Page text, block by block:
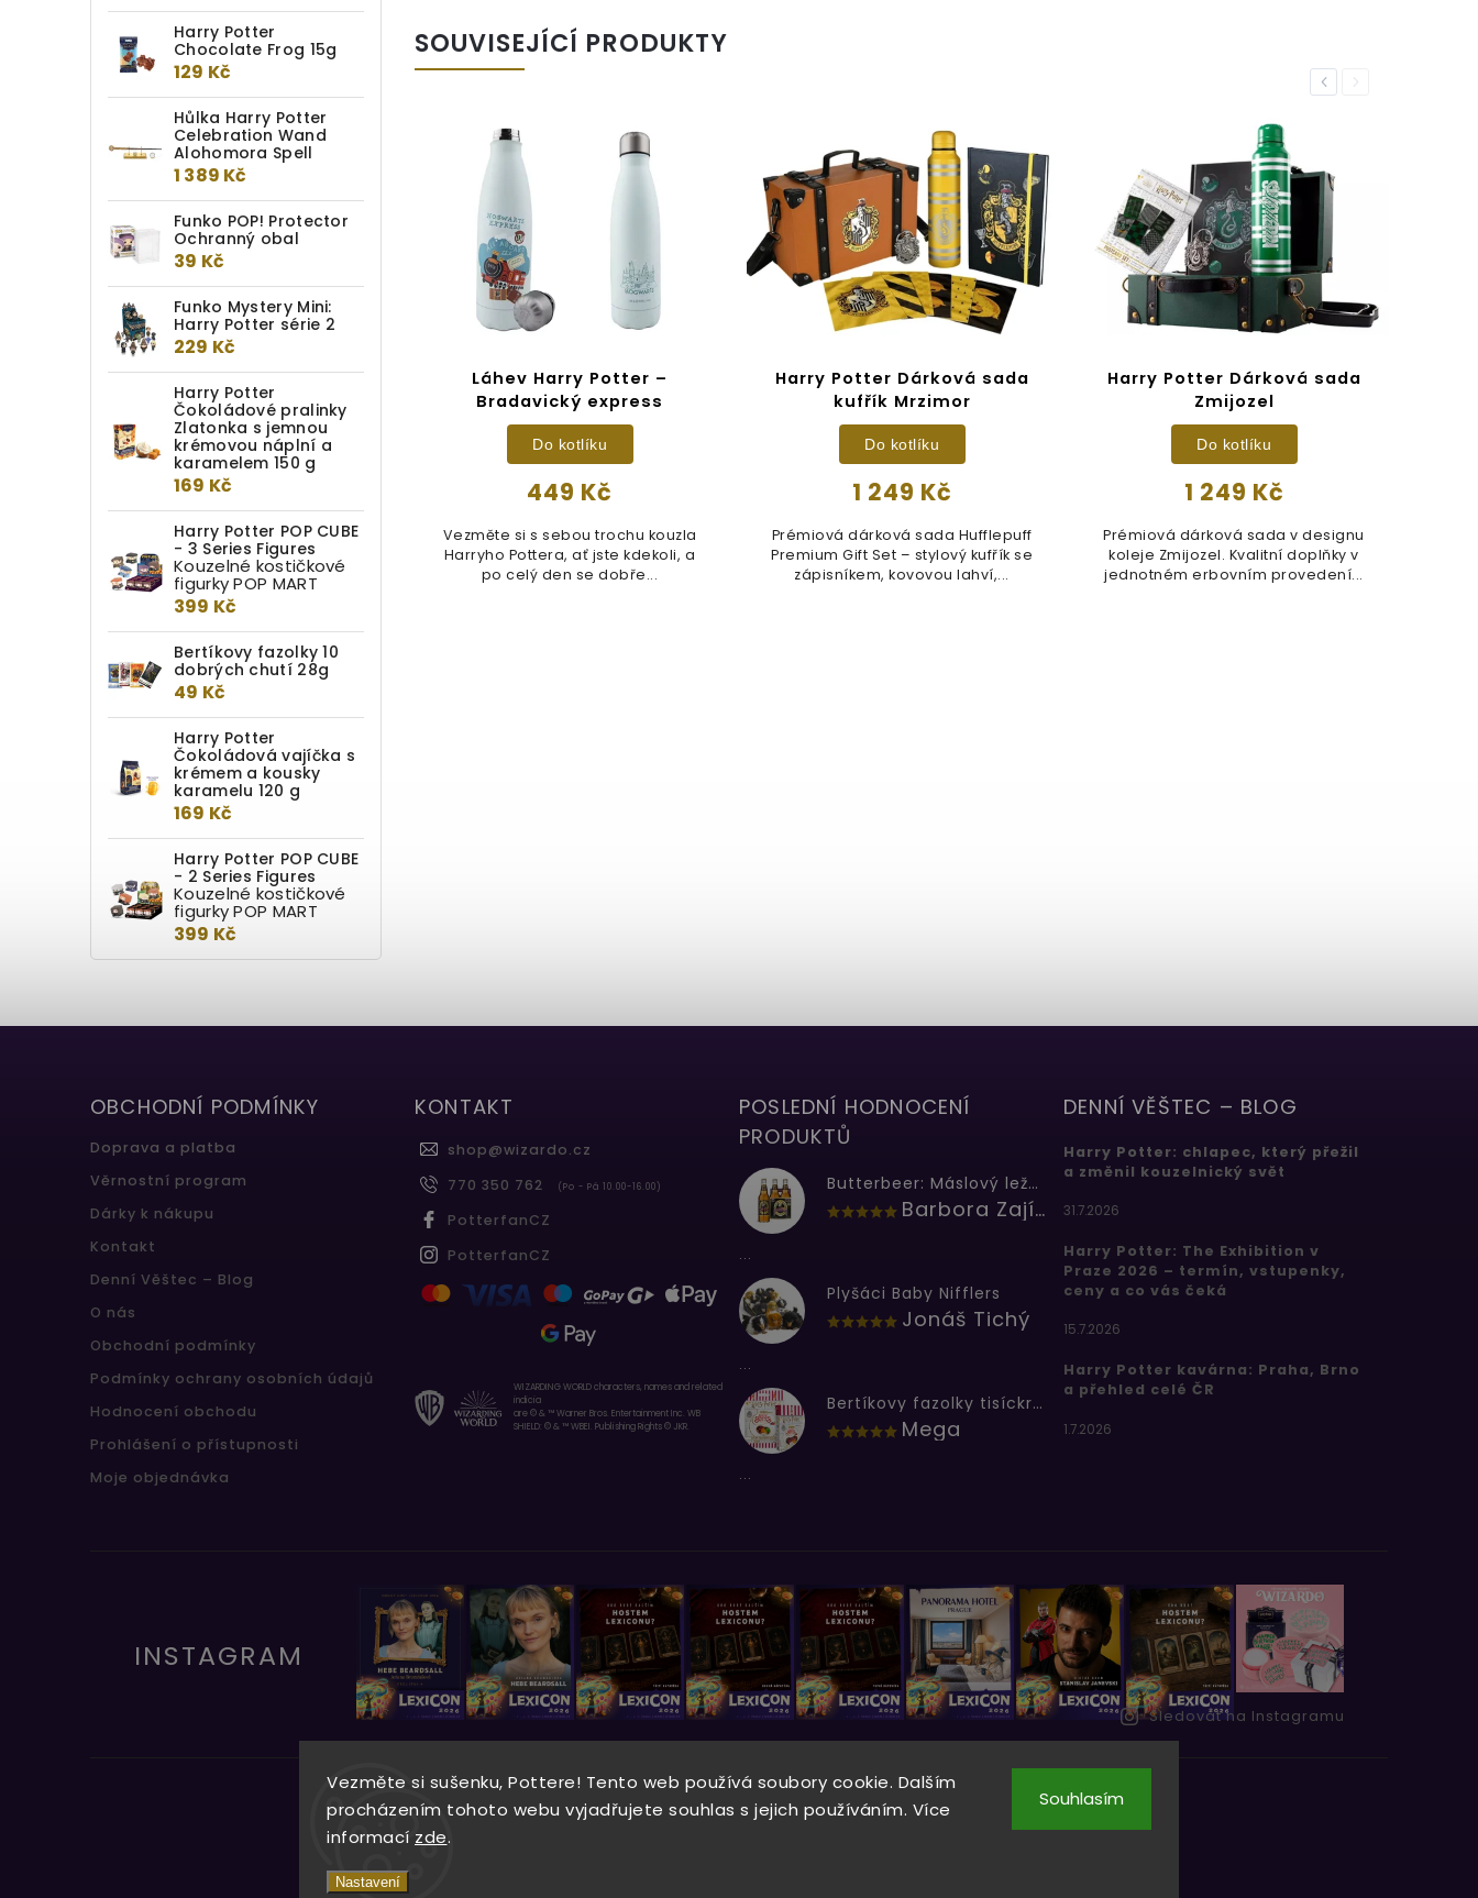
Vezměte si sušenku, Pottere! Tento web používá soubory cookie. Dalším
procházením tohoto webu vyjadřujete souhlas s jejich používáním. Více
informací zde.
Nastavení
Souhlasím
Harry Potter
Chocolate Frog 15g
129 Kč
Hůlka Harry Potter
Celebration Wand
Alohomora Spell
1 389 Kč
Funko POP! Protector
Ochranný obal
39 Kč
Funko Mystery Mini:
Harry Potter série 2
229 Kč
Harry Potter
Čokoládové pralinky
Zlatonka s jemnou
krémovou náplní a
karamelem 150 g
169 Kč
Harry Potter POP CUBE
- 3 Series Figures
Kouzelné kostičkové
figurky POP MART
399 Kč
Bertíkovy fazolky 10
dobrých chutí 28g
49 Kč
Harry Potter
Čokoládová vajíčka s
krémem a kousky
karamelu 120 g
169 Kč
Harry Potter POP CUBE
- 2 Series Figures
Kouzelné kostičkové
figurky POP MART
399 Kč
SOUVISEJÍCÍ PRODUKTY
Previous
Láhev Harry Potter – Lenka
Láskorádová
449 Kč
Do kotlíku
vezměte si s sebou trochu kouzel
Harryho Pottera a Lenky
Láskorádové, ať už jste kdekoli, a...
Láhev Harry Potter –
Bradavický express
449 Kč
Do kotlíku
Vezměte si s sebou trochu kouzla
Harryho Pottera, ať jste kdekoli, a
po celý den se dobře...
Harry Potter Dárková sada
kufřík Mrzimor
1 249 Kč
Do kotlíku
Prémiová dárková sada Hufflepuff
Premium Gift Set – stylový kufřík se
zápisníkem, kovovou lahví,...
Harry Potter Dárková sada
Zmijozel
1 249 Kč
Do kotlíku
Prémiová dárková sada v designu
koleje Zmijozel. Kvalitní doplňky v
jednotném erbovním provedení...
Next
OBCHODNÍ PODMÍNKY
Doprava a platba
Věrnostní program
Dárky k nákupu
Kontakt
Denní Věštec – Blog
O nás
Obchodní podmínky
Podmínky ochrany osobních údajů
Hodnocení obchodu
Prohlášení o přístupnosti
Moje objednávka
KONTAKT
shop@wizardo.cz
770 350 762
(Po - Pá 10.00-16.00)
PotterfanCZ
PotterfanCZ
WIZARDING WORLD characters, names and related
indicia
are © & ™ Warner Bros. Entertainment Inc. WB
SHIELD: © & ™ WBEI. Publishing Rights © JKR.
POSLEDNÍ HODNOCENÍ
PRODUKTŮ
Butterbeer: Máslový ležák
Barbora Zajícová
...
Plyšáci Baby Nifflers
Jonáš Tichý
...
Bertíkovy fazolky tisíckrát jinak
Mega
...
DENNÍ VĚŠTEC – BLOG
Harry Potter: chlapec, který přežil
a změnil kouzelnický svět
31.7.2026
Harry Potter: The Exhibition v
Praze 2026 – termín, vstupenky,
ceny a co vás čeká
15.7.2026
Harry Potter kavárna: Praha, Brno
a přehled celé ČR
1.7.2026
INSTAGRAM
Sledovat na Instagramu
Copyright 2026Wizardo. Všechna práva vyhrazena.